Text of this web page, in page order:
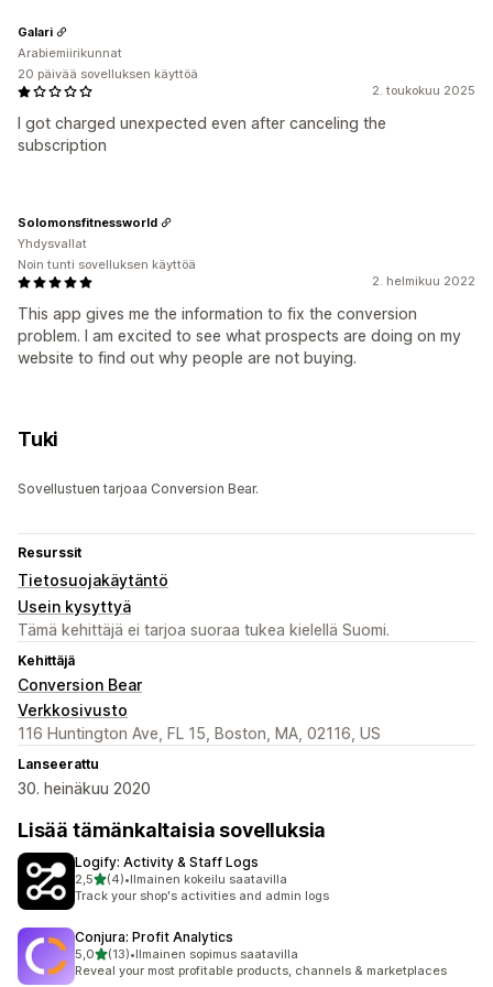
2. toukokuu 2025
I got charged unexpected even after canceling the
subscription
Galari
Arabiemiirikunnat
20 päivää sovelluksen käyttöä
2. helmikuu 2022
This app gives me the information to fix the conversion
problem. I am excited to see what prospects are doing on my
website to find out why people are not buying.
Solomonsfitnessworld
Yhdysvallat
Noin tunti sovelluksen käyttöä
Tuki
Sovellustuen tarjoaa Conversion Bear.
Resurssit
Tietosuojakäytäntö
Usein kysyttyä
Tämä kehittäjä ei tarjoa suoraa tukea kielellä Suomi.
Kehittäjä
Conversion Bear
Verkkosivusto
116 Huntington Ave, FL 15, Boston, MA, 02116, US
Lanseerattu
30. heinäkuu 2020
Lisää tämänkaltaisia sovelluksia
Logify: Activity & Staff Logs
2,5/ 5 tähteä
(4)
4 arvostelua yhteensä
•Ilmainen kokeilu saatavilla
Track your shop's activities and admin logs
Conjura: Profit Analytics
5,0/ 5 tähteä
(13)
13 arvostelua yhteensä
•Ilmainen sopimus saatavilla
Reveal your most profitable products, channels & marketplaces